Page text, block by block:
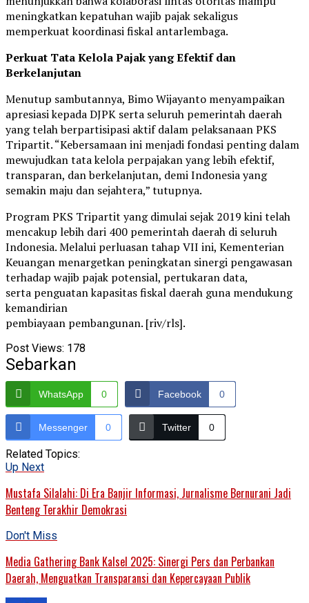
meningkatkan kepatuhan wajib pajak sekaligus
memperkuat koordinasi fiskal antarlembaga.
Perkuat Tata Kelola Pajak yang Efektif dan
Berkelanjutan
Menutup sambutannya, Bimo Wijayanto menyampaikan
apresiasi kepada DJPK serta seluruh pemerintah daerah
yang telah berpartisipasi aktif dalam pelaksanaan PKS
Tripartit. “Kebersamaan ini menjadi fondasi penting dalam
mewujudkan tata kelola perpajakan yang lebih efektif,
transparan, dan berkelanjutan, demi Indonesia yang
semakin maju dan sejahtera,” tutupnya.
Program PKS Tripartit yang dimulai sejak 2019 kini telah
mencakup lebih dari 400 pemerintah daerah di seluruh
Indonesia. Melalui perluasan tahap VII ini, Kementerian
Keuangan menargetkan peningkatan sinergi pengawasan
terhadap wajib pajak potensial, pertukaran data,
serta penguatan kapasitas fiskal daerah guna mendukung
kemandirian
pembiayaan pembangunan. [riv/rls].
Post Views: 178
Sebarkan
WhatsApp 0 Facebook 0
Messenger 0 Twitter 0
Related Topics:
Up Next
Mustafa Silalahi: Di Era Banjir Informasi, Jurnalisme Bernurani Jadi
Benteng Terakhir Demokrasi
Don't Miss
Media Gathering Bank Kalsel 2025: Sinergi Pers dan Perbankan
Daerah, Menguatkan Transparansi dan Kepercayaan Publik